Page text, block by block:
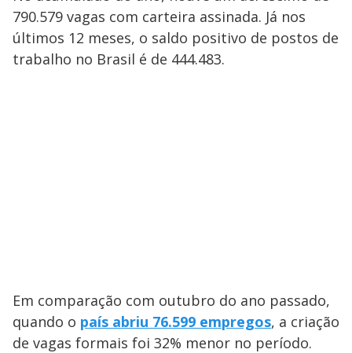
790.579 vagas com carteira assinada. Já nos
últimos 12 meses, o saldo positivo de postos de
trabalho no Brasil é de 444.483.
Em comparação com outubro do ano passado,
quando o país abriu 76.599 empregos, a criação
de vagas formais foi 32% menor no período.